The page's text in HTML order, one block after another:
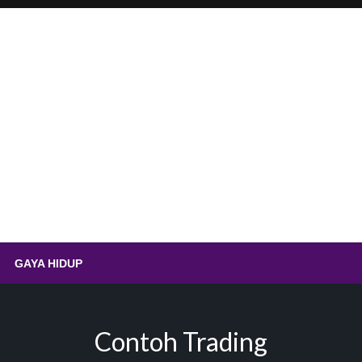
– Sempolan Ayam
GAYA HIDUP
Contoh Trading